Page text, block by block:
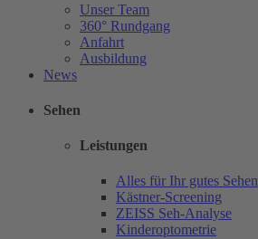
Unser Team
360° Rundgang
Anfahrt
Ausbildung
News
Sehen
Leistungen
Alles für Ihr gutes Sehen
Kästner-Screening
ZEISS Seh-Analyse
Kinderoptometrie